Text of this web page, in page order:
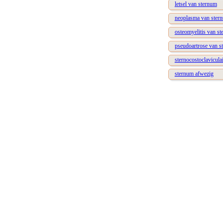
letsel van sternum
neoplasma van
osteomyelitis van
pseudoartrose van
sternum afwezig